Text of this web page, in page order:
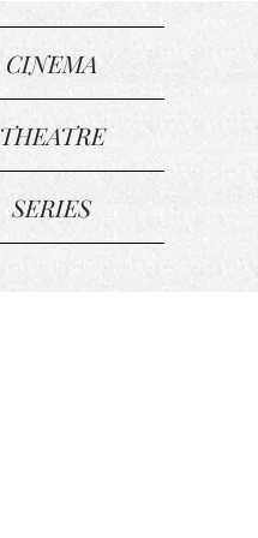
CINEMA
THEATRE
SERIES